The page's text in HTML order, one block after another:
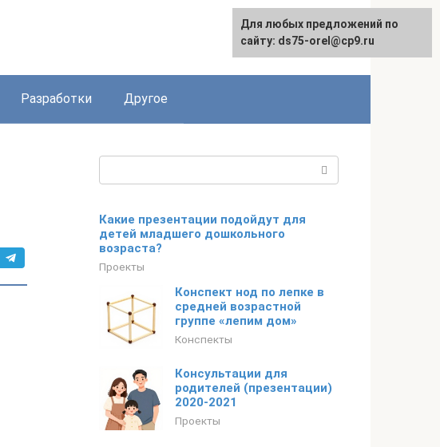
Разработки Другое
Какие презентации подойдут для
детей младшего дошкольного
возраста?
Проекты
Конспект нод по лепке в
средней возрастной
группе «лепим дом»
Конспекты
Консультации для
родителей (презентации)
2020-2021
Проекты
Для любых предложений по
сайту: ds75-orel@cp9.ru